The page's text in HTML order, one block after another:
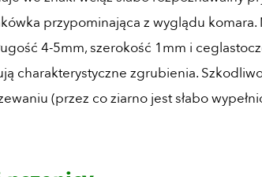
przypominająca z wyglądu
4-5mm, szerokość 1mm i
charakterystyczne zgrubienia.
(przez co ziarno jest słabo